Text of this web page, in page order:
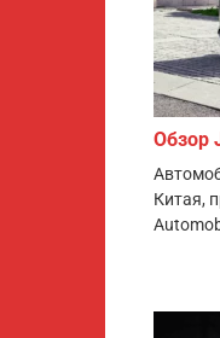
Обзор
Китая,